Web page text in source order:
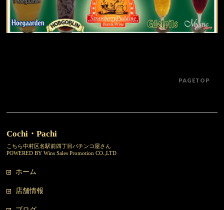
PAGETOP
Cochi・Pachi
こちら中村区名駅前四丁目パチンコ屋さん
POWERED BY Wins Sales Promotion CO.,LTD
ホーム
店舗情報